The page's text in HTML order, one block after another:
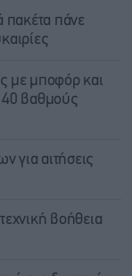
πακέτα πάνε
με μποφόρ και
40 βαθμούς
για αιτήσεις
βοήθεια